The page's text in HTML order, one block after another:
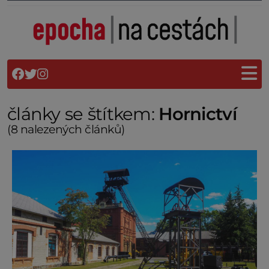
články se štítkem: Hornictví
(8 nalezených článků)